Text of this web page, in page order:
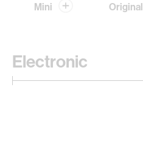
Mini Original
Electronic